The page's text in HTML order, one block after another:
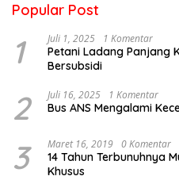
Popular Post
1 Juli 1, 2025 1 Komentar
Petani Ladang Panjang
Bersubsidi
2 Juli 16, 2025 1 Komentar
Bus ANS Mengalami
3 Maret 16, 2019 0 Komentar
14 Tahun Terbunuhnya
Khusus